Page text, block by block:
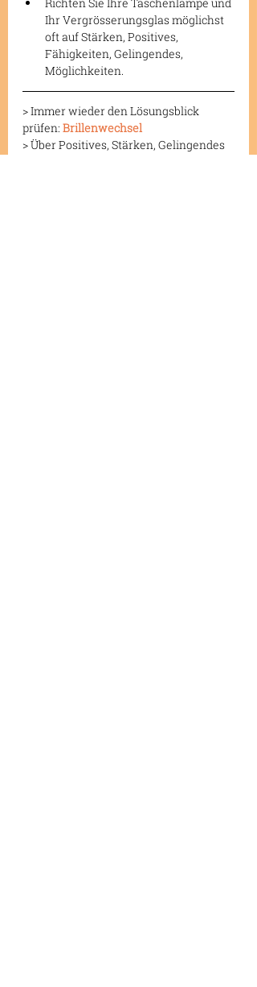
Ihr Vergrösserungsglas möglichst
oft auf Stärken, Positives,
Fähigkeiten, Gelingendes,
Möglichkeiten.
> Immer wieder den Lösungsblick
prüfen: Brillenwechsel
> Über Positives, Stärken, Gelingendes